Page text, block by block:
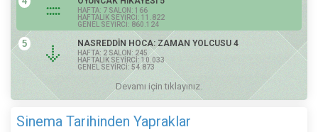
HAFTA: 7 SALON: 166
HAFTALIK SEYİRCİ: 11.822
GENEL SEYİRCİ: 860.124
5 NASREDDİN HOCA: ZAMAN YOLCUSU 4
HAFTA: 2 SALON: 245
HAFTALIK SEYİRCİ: 10.033
GENEL SEYİRCİ: 54.873
Devamı için tıklayınız.
Sinema Tarihinden Yapraklar